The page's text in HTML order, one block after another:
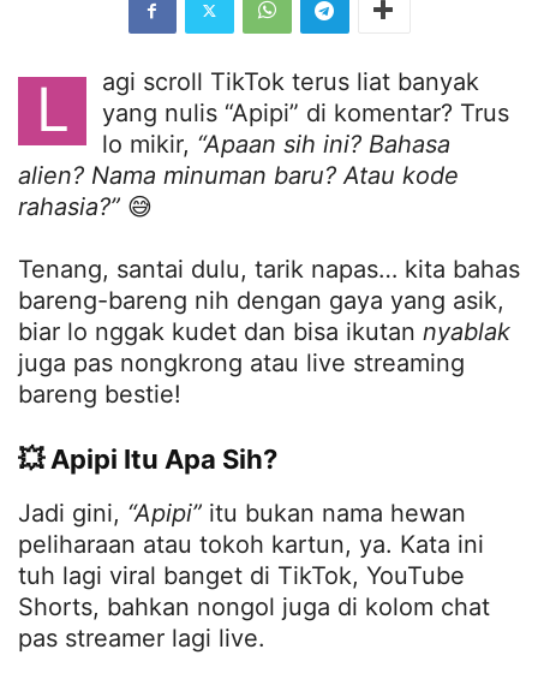
L
agi scroll TikTok terus liat banyak
yang nulis “Apipi” di komentar? Trus
lo mikir, “Apaan sih ini? Bahasa
alien? Nama minuman baru? Atau kode
rahasia?” 😅
Tenang, santai dulu, tarik napas… kita bahas
bareng-bareng nih dengan gaya yang asik,
biar lo nggak kudet dan bisa ikutan nyablak
juga pas nongkrong atau live streaming
bareng bestie!
💥 Apipi Itu Apa Sih?
Jadi gini, “Apipi” itu bukan nama hewan
peliharaan atau tokoh kartun, ya. Kata ini
tuh lagi viral banget di TikTok, YouTube
Shorts, bahkan nongol juga di kolom chat
pas streamer lagi live.